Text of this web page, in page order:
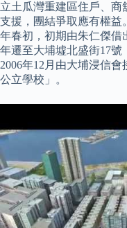
立土瓜灣重建區住戶、商
支援，團結爭取應有權益
年春初，初期由朱仁傑借
年遷至大埔墟北盛街17號
2006年12月由大埔浸信
公立學校」。